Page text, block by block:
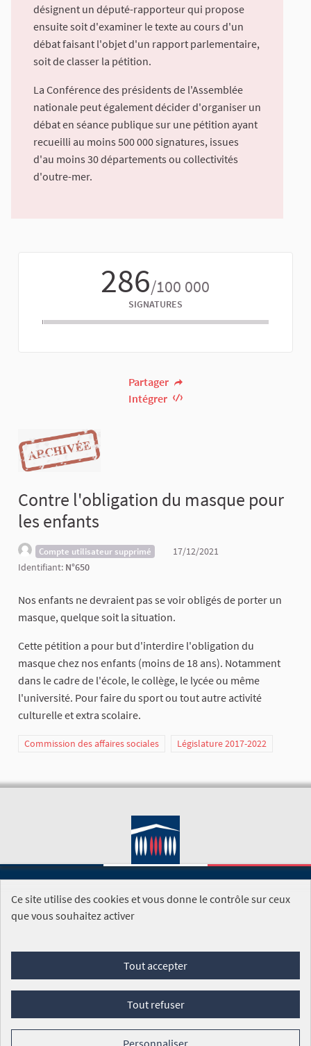
désignent un député-rapporteur qui propose
ensuite soit d'examiner le texte au cours d'un
débat faisant l'objet d'un rapport parlementaire,
soit de classer la pétition.
La Conférence des présidents de l'Assemblée
nationale peut également décider d'organiser un
débat en séance publique sur une pétition ayant
recueilli au moins 500 000 signatures, issues
d'au moins 30 départements ou collectivités
d'outre-mer.
286/100 000
SIGNATURES
Partager
Intégrer
Contre l'obligation du masque pour
les enfants
Compte utilisateur supprimé
17/12/2021
Identifiant: N°650
Nos enfants ne devraient pas se voir obligés de porter un
masque, quelque soit la situation.
Cette pétition a pour but d'interdire l'obligation du
masque chez nos enfants (moins de 18 ans). Notamment
dans le cadre de l'école, le collège, le lycée ou même
l'université. Pour faire du sport ou tout autre activité
culturelle et extra scolaire.
Commission des affaires sociales Législature 2017-2022
SITE DE L'ASSEMBLÉE NATIONALE
Foire aux questions
Conditions générales d'utilisation (CGU)
Mentions légales
Cookies
Ce site utilise des cookies et vous donne le contrôle sur ceux
que vous souhaitez activer
Tout accepter
Tout refuser
Personnaliser